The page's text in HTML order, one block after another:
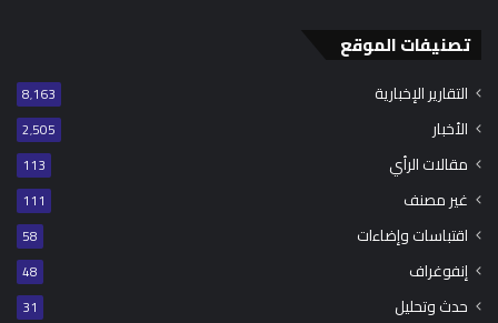
تصنيفات الموقع
التقارير الإخبارية 8٬163
الأخبار 2٬505
مقالات الرأي 113
غير مصنف 111
اقتباسات وإضاءات 58
إنفوغراف 48
حدث وتحليل 31